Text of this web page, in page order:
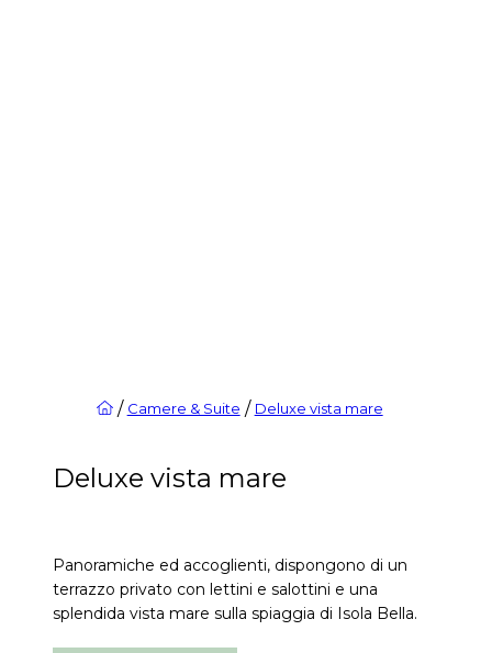
/ Camere & Suite / Deluxe vista mare
Deluxe vista mare
Panoramiche ed accoglienti, dispongono di un
terrazzo privato con lettini e salottini e una
splendida vista mare sulla spiaggia di Isola Bella.